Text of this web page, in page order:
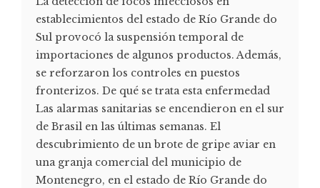
establecimientos del estado de Río Grande do
Sul provocó la suspensión temporal de
importaciones de algunos productos. Además,
se reforzaron los controles en puestos
fronterizos. De qué se trata esta enfermedad
Las alarmas sanitarias se encendieron en el sur
de Brasil en las últimas semanas. El
descubrimiento de un brote de gripe aviar en
una granja comercial del municipio de
Montenegro, en el estado de Río Grande do